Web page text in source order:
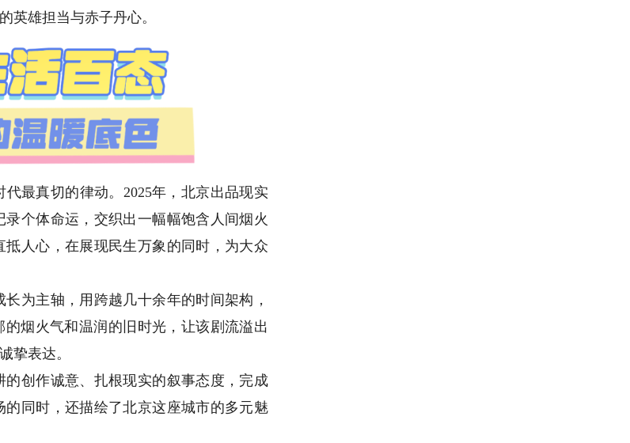
英雄担当与赤子丹心。
最真切的律动。2025年，北京出品现实
个体命运，交织出一幅幅饱含人间烟火
人心，在展现民生万象的同时，为大众
为主轴，用跨越几十余年的时间架构，
烟火气和温润的旧时光，让该剧流溢出
挚表达。
创作诚意、扎根现实的叙事态度，完成
同时，还描绘了北京这座城市的多元魅